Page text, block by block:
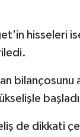
hisseleri
de dikkati